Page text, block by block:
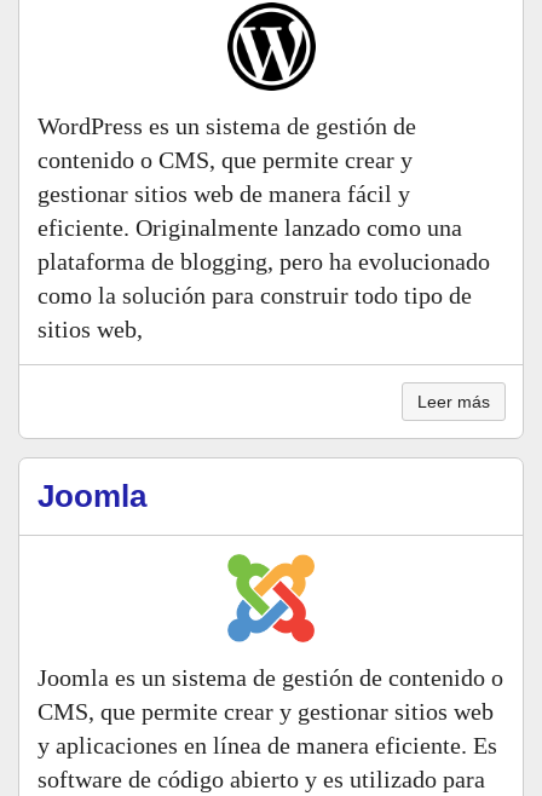
WordPress es un sistema de gestión de
contenido o CMS, que permite crear y
gestionar sitios web de manera fácil y
eficiente. Originalmente lanzado como una
plataforma de blogging, pero ha evolucionado
como la solución para construir todo tipo de
sitios web,
Leer más
Joomla
Joomla es un sistema de gestión de contenido o
CMS, que permite crear y gestionar sitios web
y aplicaciones en línea de manera eficiente. Es
software de código abierto y es utilizado para